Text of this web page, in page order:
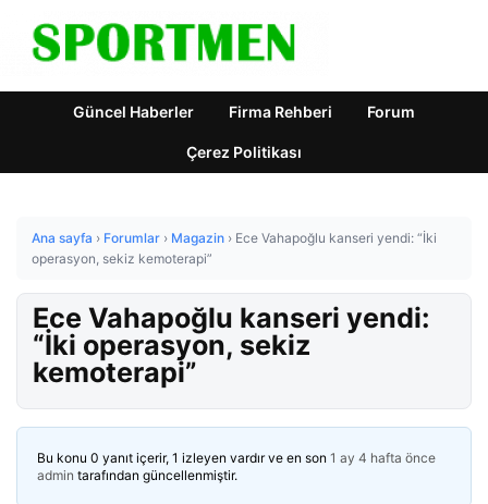
Güncel Haberler Firma Rehberi Forum
Çerez Politikası
Ana sayfa › Forumlar › Magazin › Ece Vahapoğlu kanseri yendi: “İki
operasyon, sekiz kemoterapi”
Ece Vahapoğlu kanseri yendi:
“İki operasyon, sekiz
kemoterapi”
Bu konu 0 yanıt içerir, 1 izleyen vardır ve en son 1 ay 4 hafta önce
admin tarafından güncellenmiştir.